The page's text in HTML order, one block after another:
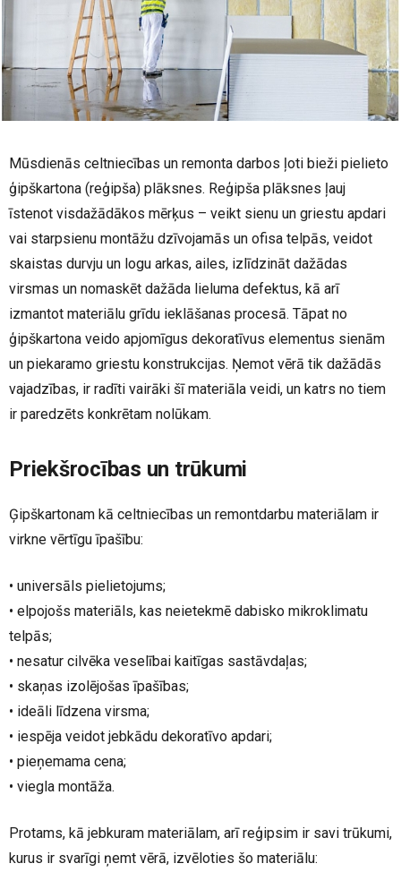
Mūsdienās celtniecības un remonta darbos ļoti bieži pielieto
ģipškartona (reģipša) plāksnes. Reģipša plāksnes ļauj
īstenot visdažādākos mērķus – veikt sienu un griestu apdari
vai starpsienu montāžu dzīvojamās un ofisa telpās, veidot
skaistas durvju un logu arkas, ailes, izlīdzināt dažādas
virsmas un nomaskēt dažāda lieluma defektus, kā arī
izmantot materiālu grīdu ieklāšanas procesā. Tāpat no
ģipškartona veido apjomīgus dekoratīvus elementus sienām
un piekaramo griestu konstrukcijas. Ņemot vērā tik dažādās
vajadzības, ir radīti vairāki šī materiāla veidi, un katrs no tiem
ir paredzēts konkrētam nolūkam.
Priekšrocības un trūkumi
Ģipškartonam kā celtniecības un remontdarbu materiālam ir
virkne vērtīgu īpašību:
• universāls pielietojums;
• elpojošs materiāls, kas neietekmē dabisko mikroklimatu
telpās;
• nesatur cilvēka veselībai kaitīgas sastāvdaļas;
• skaņas izolējošas īpašības;
• ideāli līdzena virsma;
• iespēja veidot jebkādu dekoratīvo apdari;
• pieņemama cena;
• viegla montāža.
Protams, kā jebkuram materiālam, arī reģipsim ir savi trūkumi,
kurus ir svarīgi ņemt vērā, izvēloties šo materiālu: